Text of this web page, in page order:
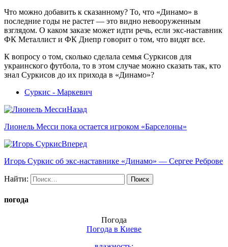
Что можно добавить к сказанному? То, что «Динамо» в
последние годы не растет — это видно невооруженным
взглядом. О каком заказе может идти речь, если экс-наставник
ФК Металлист и ФК Днепр говорит о том, что видят все.
К вопросу о том, сколько сделала семья Суркисов для
украинского футбола, то в этом случае можно сказать так, кто
знал Суркисов до их прихода в «Динамо»?
Суркис - Маркевич
Назад
Лионель Месси пока остается игроком «Барселоны»
Вперед
Игорь Суркис об экс-наставнике «Динамо» — Сергее Реброве
Найти:
погода
Погода
Погода в Киеве